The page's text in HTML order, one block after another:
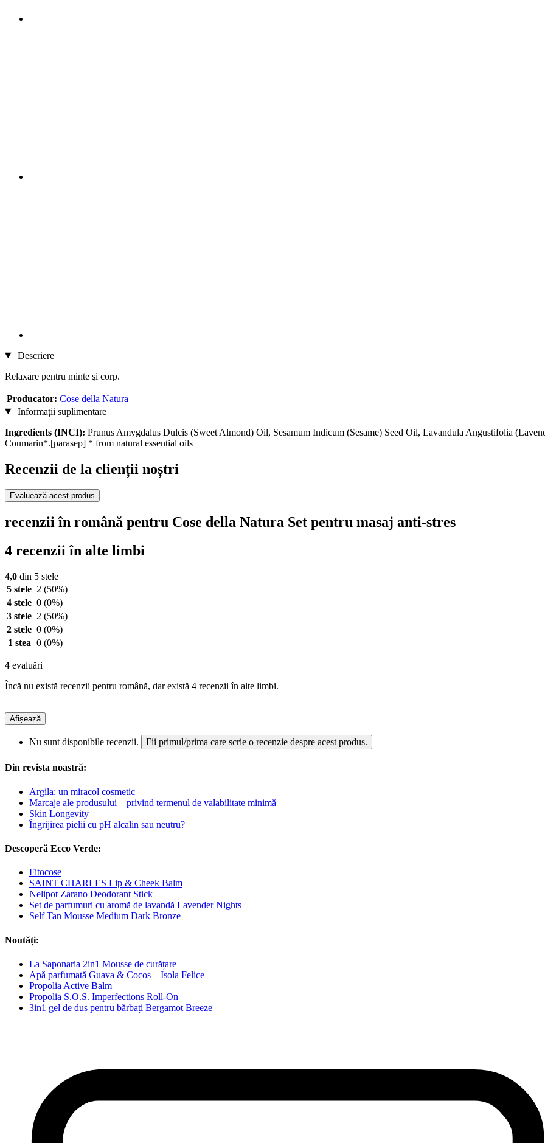
Descriere
Relaxare pentru minte şi corp.
Producator: Cose della Natura
Informații suplimentare
Ingredients (INCI): Prunus Amygdalus Dulcis (Sweet Almond) Oil, Sesamum Indicum (Sesame) Seed Oil, Lavandula Angustifolia
Coumarin*.[parasep] * from natural essential oils
Recenzii de la clienții noștri
Evaluează acest produs
recenzii în română pentru Cose della Natura Set pentru masaj anti-stres
4 recenzii în alte limbi
4,0 din 5 stele
5 stele 2 (50%)
4 stele 0 (0%)
3 stele 2 (50%)
2 stele 0 (0%)
1 stea 0 (0%)
4 evaluări
Încă nu există recenzii pentru română, dar există 4 recenzii în alte limbi.
Afișează
Nu sunt disponibile recenzii. Fii primul/prima care scrie o recenzie despre acest produs.
Din revista noastră:
Argila: un miracol cosmetic
Marcaje ale produsului – privind termenul de valabilitate minimă
Skin Longevity
Îngrijirea pielii cu pH alcalin sau neutru?
Descoperă Ecco Verde:
Fitocose
SAINT CHARLES Lip & Cheek Balm
Nelipot Zarano Deodorant Stick
Set de parfumuri cu aromă de lavandă Lavender Nights
Self Tan Mousse Medium Dark Bronze
Noutăți:
La Saponaria 2in1 Mousse de curățare
Apă parfumată Guava & Cocos – Isola Felice
Propolia Active Balm
Propolia S.O.S. Imperfections Roll-On
3in1 gel de duș pentru bărbați Bergamot Breeze